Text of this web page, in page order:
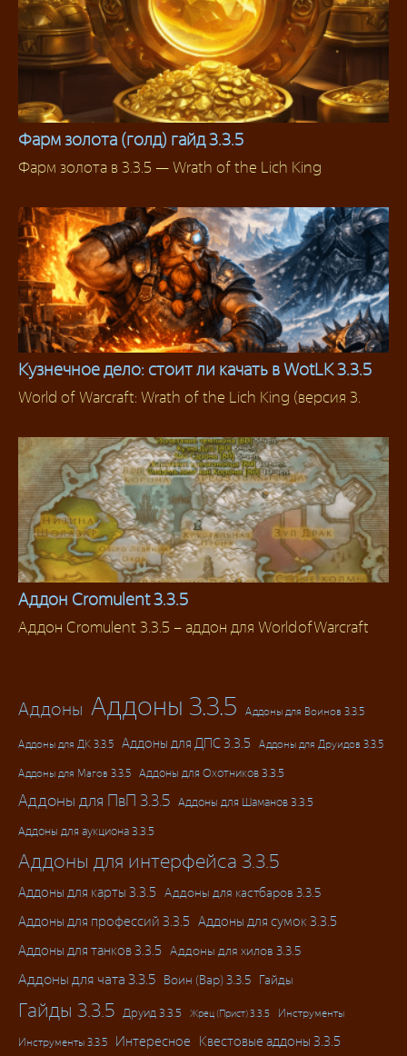
Гайды
Фарм золота (голд) гайд 3.3.5
Фарм золота в 3.3.5 — Wrath of the Lich King
Гайды
Кузнечное дело: стоит ли качать в WotLK 3.3.5
World of Warcraft: Wrath of the Lich King (версия 3.
Аддоны 3.3.5
Аддон Cromulent 3.3.5
Аддон Cromulent 3.3.5 – аддон для World of Warcraft
Аддоны Аддоны 3.3.5 Аддоны для Воинов 3.3.5
Аддоны для ДК 3.3.5 Аддоны для ДПС 3.3.5 Аддоны для Друидов 3.3.5
Аддоны для Магов 3.3.5 Аддоны для Охотников 3.3.5
Аддоны для ПвП 3.3.5 Аддоны для Шаманов 3.3.5
Аддоны для аукциона 3.3.5
Аддоны для интерфейса 3.3.5
Аддоны для карты 3.3.5 Аддоны для кастбаров 3.3.5
Аддоны для профессий 3.3.5 Аддоны для сумок 3.3.5
Аддоны для танков 3.3.5 Аддоны для хилов 3.3.5
Аддоны для чата 3.3.5 Воин (Вар) 3.3.5 Гайды
Гайды 3.3.5 Друид 3.3.5 Жрец (Прист) 3.3.5 Инструменты
Инструменты 3.3.5 Интересное Квестовые аддоны 3.3.5